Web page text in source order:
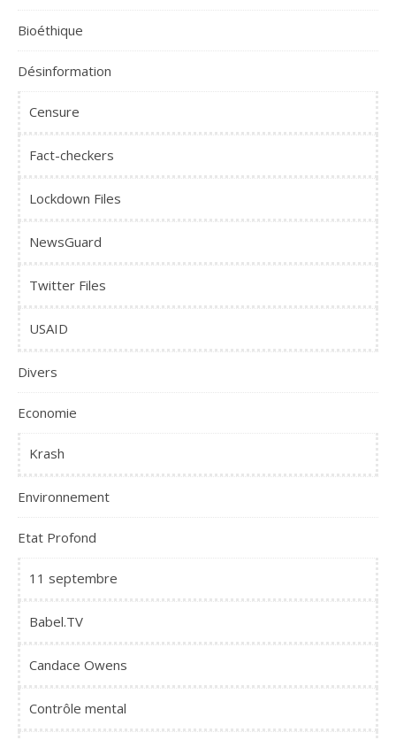
Bioéthique
Désinformation
Censure
Fact-checkers
Lockdown Files
NewsGuard
Twitter Files
USAID
Divers
Economie
Krash
Environnement
Etat Profond
11 septembre
Babel.TV
Candace Owens
Contrôle mental